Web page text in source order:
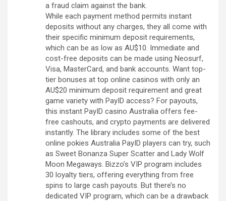
a fraud claim against the bank.
While each payment method permits instant
deposits without any charges, they all come with
their specific minimum deposit requirements,
which can be as low as AU$10. Immediate and
cost-free deposits can be made using Neosurf,
Visa, MasterCard, and bank accounts. Want top-
tier bonuses at top online casinos with only an
AU$20 minimum deposit requirement and great
game variety with PayID access? For payouts,
this instant PayID casino Australia offers fee-
free cashouts, and crypto payments are delivered
instantly. The library includes some of the best
online pokies Australia PayID players can try, such
as Sweet Bonanza Super Scatter and Lady Wolf
Moon Megaways. Bizzo’s VIP program includes
30 loyalty tiers, offering everything from free
spins to large cash payouts. But there’s no
dedicated VIP program, which can be a drawback